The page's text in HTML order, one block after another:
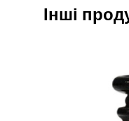
Інші